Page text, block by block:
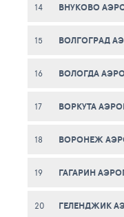
14 ВНУКОВО
15 ВОЛГОГРАД
16 ВОЛОГДА
17 ВОРКУТА
18 ВОРОНЕЖ
19 ГАГАРИН
20 ГЕЛЕНДЖИК